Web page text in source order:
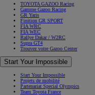
TOYOTA GAZOO Racing
Gamme Gazoo Racing
GR Yaris
Finition GR SPORT
FIA WRC
FIA WEC
Rallye Dakar / W2RC
Supra GT4
Trouvez votre Gazoo Center
Start Your Impossible
Start Your Impossible
Projets de mobilité
Partenariat Special Olympics
Team Toyota France